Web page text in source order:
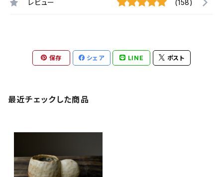
レビュー (158)
保存 シェア LINE ポスト
最近チェックした商品